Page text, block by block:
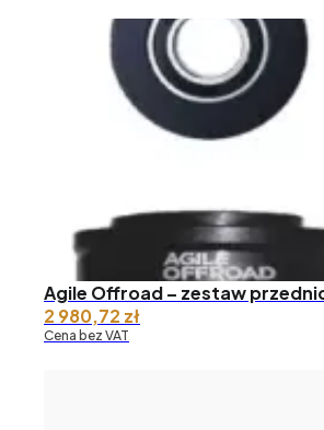
Agile Offroad – zestaw
2 980,72 zł
Cena bez VAT